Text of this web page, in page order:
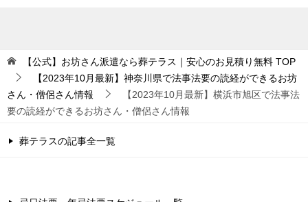
【公式】お坊さん派遣なら葬テラス｜安心のお見積り無料 TOP
【2023年10月最新】神奈川県で法事法要の読経ができるお坊
さん・僧侶さん情報
【2023年10月最新】横浜市旭区で法事法
要の読経ができるお坊さん・僧侶さん情報
葬テラスの記事全一覧